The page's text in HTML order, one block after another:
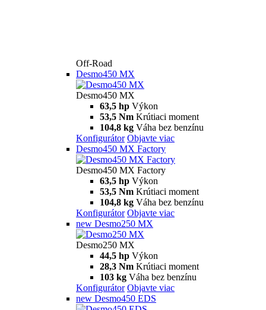
Off-Road
Desmo450 MX
Desmo450 MX
63,5 hp Výkon
53,5 Nm Krútiaci moment
104,8 kg Váha bez benzínu
Konfigurátor Objavte viac
Desmo450 MX Factory
Desmo450 MX Factory
63,5 hp Výkon
53,5 Nm Krútiaci moment
104,8 kg Váha bez benzínu
Konfigurátor Objavte viac
new Desmo250 MX
Desmo250 MX
44,5 hp Výkon
28,3 Nm Krútiaci moment
103 kg Váha bez benzínu
Konfigurátor Objavte viac
new Desmo450 EDS